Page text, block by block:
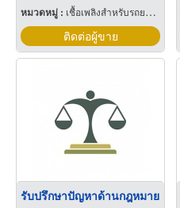
หมวดหมู่ : เชื้อเพลิงสำหรับรถยนต์แก๊ส
ติดต่อผู้ขาย
รับปรึกษาปัญหาด้านกฎหมาย